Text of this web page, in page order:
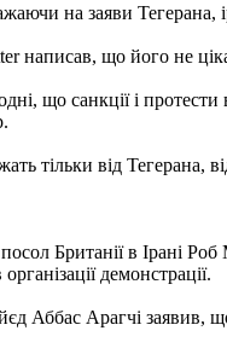
на заяви Тегерана,
написав, що його не
що санкції і
тільки від Тегерана,
Британії в Ірані
демонстрації.
Аббас Арагчі